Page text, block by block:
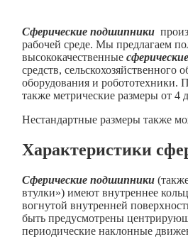
Сферические подшипники
рабочей среде. Мы предлагаем
высококачественные
средств,
оборудования и
также метрические размеры от 4
Нестандартные размеры также
Характеристики
Сферические подшипники
втулки») имеют внутреннее
вогнутой внутренней
быть предусмотрены
периодические наклонные